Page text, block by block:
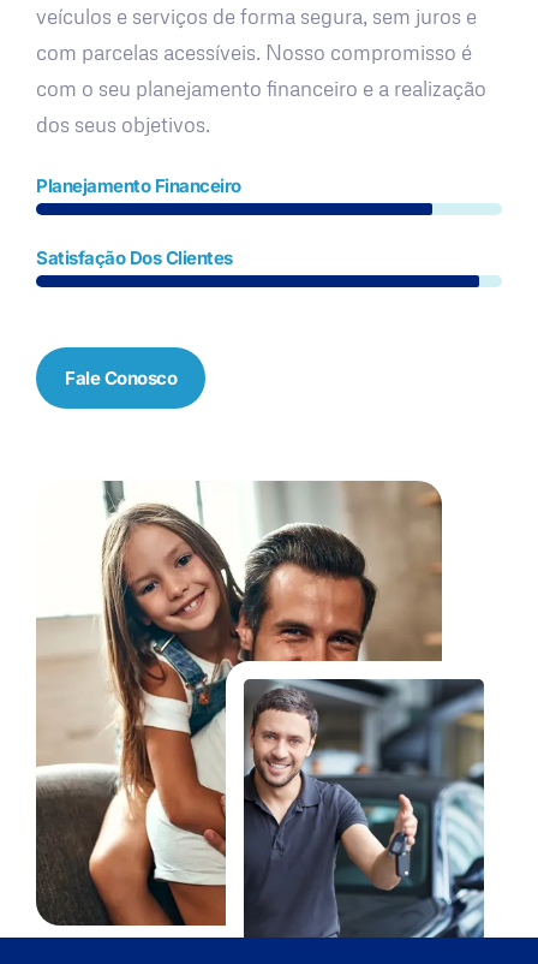
veículos e serviços de forma segura, sem juros e
com parcelas acessíveis. Nosso compromisso é
com o seu planejamento financeiro e a realização
dos seus objetivos.
Planejamento Financeiro
Satisfação Dos Clientes
Fale Conosco